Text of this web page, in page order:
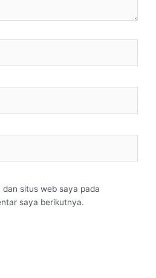
dan situs web saya pada
saya berikutnya.